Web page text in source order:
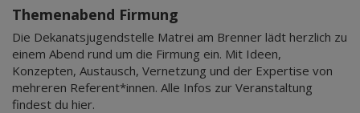
Themenabend Firmung
Die Dekanatsjugendstelle Matrei am Brenner lädt herzlich zu
einem Abend rund um die Firmung ein. Mit Ideen,
Konzepten, Austausch, Vernetzung und der Expertise von
mehreren Referent*innen. Alle Infos zur Veranstaltung
findest du hier.